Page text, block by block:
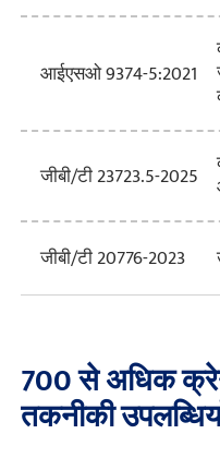
आईएसओ 9374-5:2021
जीबी/टी 23723.5-2025
जीबी/टी 20776-2023
700 से अधिक
तकनीकी